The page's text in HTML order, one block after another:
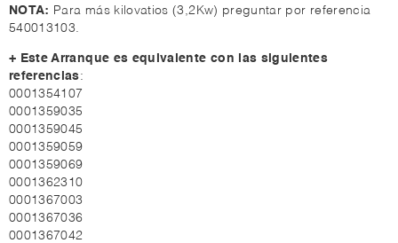
NOTA: Para más kilovatios (3,2Kw) preguntar por referencia
540013103.
+ Este Arranque es equivalente con las siguientes
referencias:
0001354107
0001359035
0001359045
0001359059
0001359069
0001362310
0001367003
0001367036
0001367042